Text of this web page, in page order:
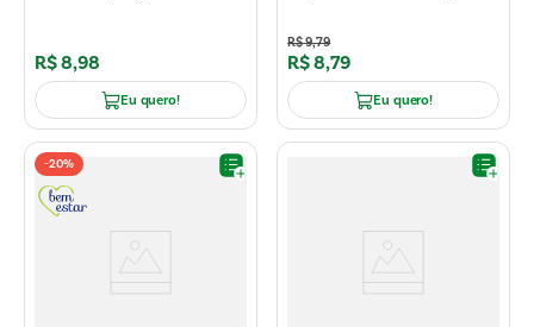
R$8,98
Eu quero!
R$9,79
R$8,79
Eu quero!
-20%